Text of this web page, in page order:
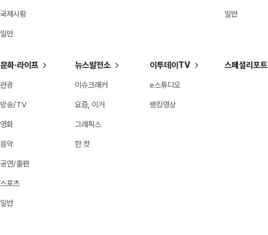
국제시황
일반
일반
문화·라이프
관광
방송/TV
영화
음악
공연/출판
스포츠
일반
뉴스발전소
이슈크래커
요즘, 이거
그래픽스
한 컷
이투데이TV
e스튜디오
랭킹영상
스페셜리포트